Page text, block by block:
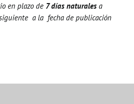
en plazo de7 días naturalesa
a la fecha de publicación